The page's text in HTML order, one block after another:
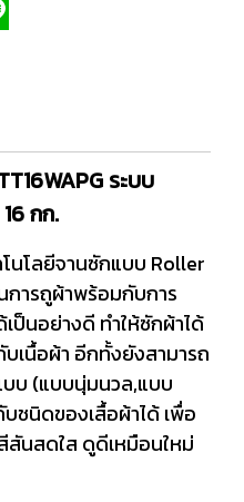
ระบบ
กก.
นโลยีจานซักแบบ Roller
ารถูผ้าพร้อมกับการ
ป็นอย่างดี ทำให้ซักผ้าได้
เนื้อผ้า อีกทั้งยังสามารถ
บบ (แบบนุ่มนวล,แบบ
บชนิดของเสื้อผ้าได้ เพื่อ
นสดใส ดูดีเหมือนใหม่